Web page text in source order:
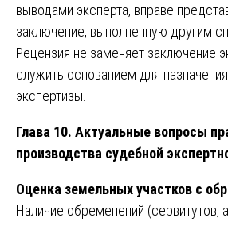
выводами эксперта, вправе
заключение, выполненную другим
Рецензия не заменяет заключение
служить основанием для
экспертизы.
Глава 10. Актуальные вопросы
производства судебной
Оценка земельных участков с
Наличие обременений (сервитутов,